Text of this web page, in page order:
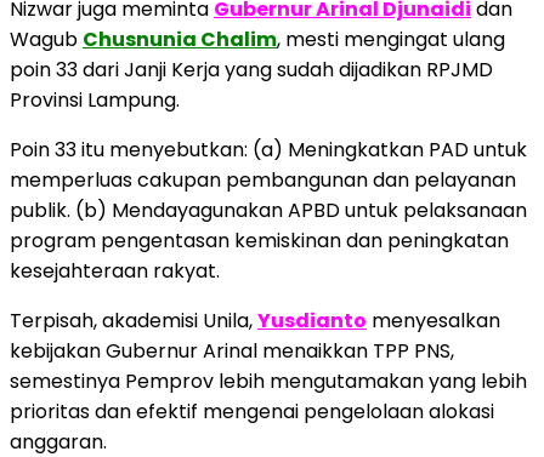
Nizwar juga meminta Gubernur Arinal Djunaidi dan
Wagub Chusnunia Chalim, mesti mengingat ulang
poin 33 dari Janji Kerja yang sudah dijadikan RPJMD
Provinsi Lampung.
Poin 33 itu menyebutkan: (a) Meningkatkan PAD untuk
memperluas cakupan pembangunan dan pelayanan
publik. (b) Mendayagunakan APBD untuk pelaksanaan
program pengentasan kemiskinan dan peningkatan
kesejahteraan rakyat.
Terpisah, akademisi Unila,Yusdianto menyesalkan
kebijakan Gubernur Arinal menaikkan TPP PNS,
semestinya Pemprov lebih mengutamakan yang lebih
prioritas dan efektif mengenai pengelolaan alokasi
anggaran.